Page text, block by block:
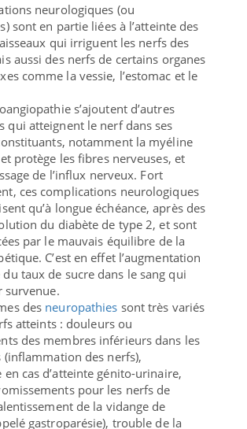
neurologiques (ou
sont en partie liées à l’atteinte des
qui irriguent les nerfs des
aussi des nerfs de certains organes
comme la vessie, l’estomac et le
s’ajoutent d’autres
qui atteignent le nerf dans ses
notamment la myéline
protège les fibres nerveuses, et
de l’influx nerveux. Fort
ces complications neurologiques
qu’à longue échéance, après des
du diabète de type 2, et sont
par le mauvais équilibre de la
C’est en effet l’augmentation
taux de sucre dans le sang qui
survenue.
des neuropathies sont très variés
atteints : douleurs ou
des membres inférieurs dans les
des nerfs),
en cas d’atteinte génito-urinaire,
pour les nerfs de
de la vidange de
gastroparésie), trouble de la